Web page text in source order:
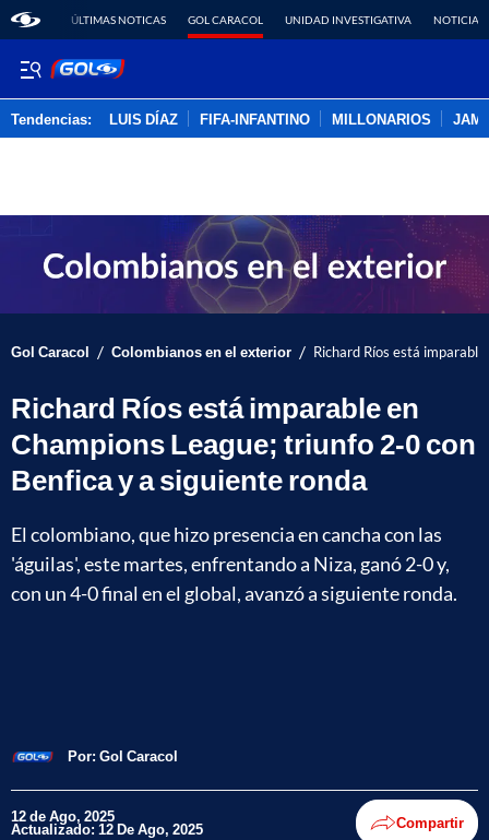
ÚLTIMAS NOTICAS GOL CARACOL UNIDAD INVESTIGATIVA NOTICIAS
Tendencias: LUIS DÍAZ FIFA-INFANTINO MILLONARIOS
Gol Caracol / Colombianos en el exterior / Richard Ríos está
Richard Ríos está imparable en
Champions League; triunfo 2-0 con
Benfica y a siguiente ronda
El colombiano, que hizo presencia en cancha con las
'águilas', este martes, enfrentando a Niza, ganó 2-0 y,
con un 4-0 final en el global, avanzó a siguiente ronda.
Por: Gol Caracol
12 de Ago, 2025
Actualizado: 12 De Ago, 2025 Compartir